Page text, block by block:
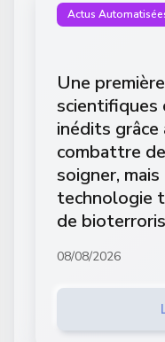
Actus
Une
scientifiques
inédits grâce
combattre
soigner,
technologie
de
08/08/2026